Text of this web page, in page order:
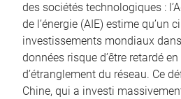
des sociétés technologiques :
de l’énergie (AIE) estime qu’un
investissements mondiaux
données risque d’être retardé
d’étranglement du réseau. Ce
Chine, qui a investi